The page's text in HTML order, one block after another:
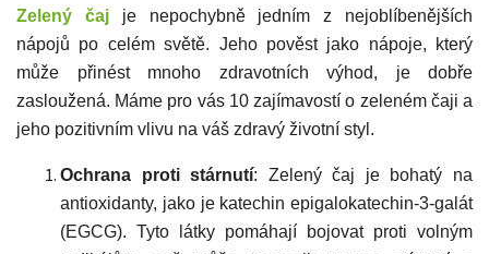
Zelený čajje nepochybně jedním z nejoblíbenějších
nápojů po celém světě. Jeho pověst jako nápoje, který
může přinést mnoho zdravotních výhod, je dobře
zasloužená. Máme pro vás 10 zajímavostí o zeleném čaji a
jeho pozitivním vlivu na váš zdravý životní styl.
Ochrana proti stárnutí: Zelený čaj je bohatý na
antioxidanty, jako je katechin epigalokatechin-3-galát
(EGCG). Tyto látky pomáhají bojovat proti volným